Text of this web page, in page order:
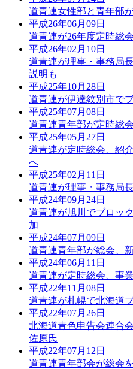
道青連女性部と青年部
平成26年06月09日
道青連が26年度定時総
平成26年02月10日
道青連が理事・事務局
説明も
平成25年10月28日
道青連が伊達紋別市で
平成25年07月08日
道青連青年部が定時総
平成25年05月27日
道青連が定時総会、紹
へ
平成25年02月11日
道青連が理事・事務局
平成24年09月24日
道青連が旭川でブロッ
加
平成24年07月09日
道青連青年部が総会、
平成24年06月11日
道青連が定時総会、事
平成22年11月08日
道青連が札幌で北海道
平成22年07月26日
北海道青色申告会連合
佐原氏
平成22年07月12日
道青連青年部会が総会